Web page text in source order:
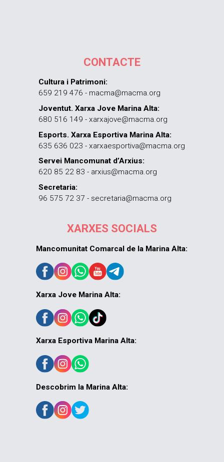
CONTACTE
Cultura i Patrimoni:
659 219 476 - macma@macma.org
Joventut. Xarxa Jove Marina Alta:
680 516 149 - xarxajove@macma.org
Esports. Xarxa Esportiva Marina Alta:
635 636 023 - xarxaesportiva@macma.org
Servei Mancomunat d’Arxius:
620 85 22 83 - arxius@macma.org
Secretaria:
96 575 72 37 - secretaria@macma.org
XARXES SOCIALS
Mancomunitat Comarcal de la Marina Alta:
Xarxa Jove Marina Alta:
Xarxa Esportiva Marina Alta:
Descobrim la Marina Alta: